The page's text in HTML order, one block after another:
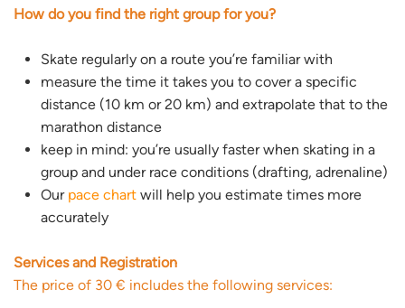
How do you find the right group for you?
Skate regularly on a route you’re familiar with
measure the time it takes you to cover a specific
distance (10 km or 20 km) and extrapolate that to the
marathon distance
keep in mind: you’re usually faster when skating in a
group and under race conditions (drafting, adrenaline)
Our pace chart will help you estimate times more
accurately
Services and Registration
The price of 30 € includes the following services: